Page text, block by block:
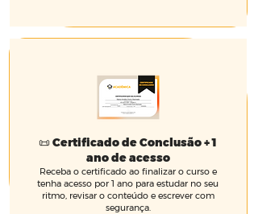
📜 Certificado de Conclusão + 1
ano de acesso
Receba o certificado ao finalizar o curso e
tenha acesso por 1 ano para estudar no seu
ritmo, revisar o conteúdo e escrever com
segurança.